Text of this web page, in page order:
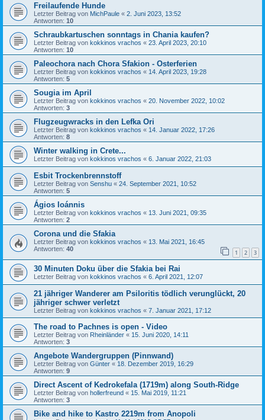
Freilaufende Hunde
Letzter Beitrag von MichPaule « 2. Juni 2023, 13:52
Antworten: 10
Schraubkartuschen sonntags in Chania kaufen?
Letzter Beitrag von kokkinos vrachos « 23. April 2023, 20:10
Antworten: 10
Paleochora nach Chora Sfakion - Osterferien
Letzter Beitrag von kokkinos vrachos « 14. April 2023, 19:28
Antworten: 5
Sougia im April
Letzter Beitrag von kokkinos vrachos « 20. November 2022, 10:02
Antworten: 3
Flugzeugwracks in den Lefka Ori
Letzter Beitrag von kokkinos vrachos « 14. Januar 2022, 17:26
Antworten: 8
Winter walking in Crete...
Letzter Beitrag von kokkinos vrachos « 6. Januar 2022, 21:03
Esbit Trockenbrennstoff
Letzter Beitrag von Senshu « 24. September 2021, 10:52
Antworten: 5
Ágios Ioánnis
Letzter Beitrag von kokkinos vrachos « 13. Juni 2021, 09:35
Antworten: 2
Corona und die Sfakia
Letzter Beitrag von kokkinos vrachos « 13. Mai 2021, 16:45
Antworten: 40 1 2 3
30 Minuten Doku über die Sfakia bei Rai
Letzter Beitrag von kokkinos vrachos « 6. April 2021, 12:07
21 jähriger Wanderer am Psiloritis tödlich verunglückt, 20
jähriger schwer verletzt
Letzter Beitrag von kokkinos vrachos « 7. Januar 2021, 17:12
The road to Pachnes is open - Video
Letzter Beitrag von Rheinländer « 15. Juni 2020, 14:11
Antworten: 3
Angebote Wandergruppen (Pinnwand)
Letzter Beitrag von Günter « 18. Dezember 2019, 16:29
Antworten: 9
Direct Ascent of Kedrokefala (1719m) along South-Ridge
Letzter Beitrag von hollerfreund « 15. Mai 2019, 11:21
Antworten: 3
Bike and hike to Kastro 2219m from Anopoli